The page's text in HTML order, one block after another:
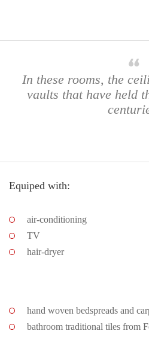
In these rooms, the
vaults that have held
Equiped with:
air-conditioning
TV
hair-dryer
hand woven bedspreads and
bathroom traditional tiles from